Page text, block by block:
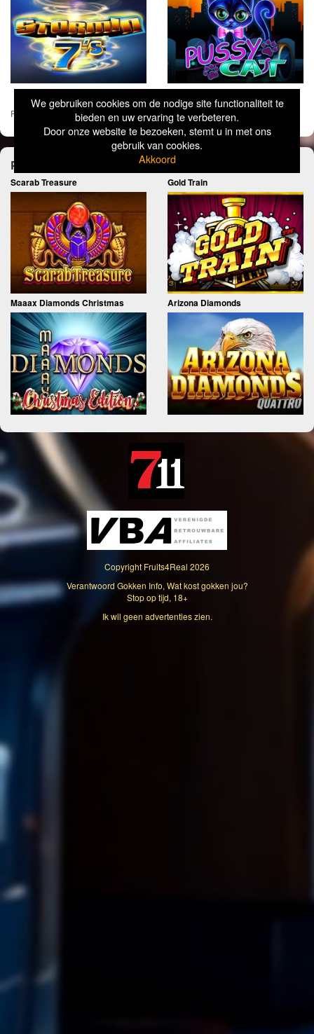
We gebruiken cookies om de nodige site functionaliteit te
bieden en uw ervaring te verbeteren.
Door onze website te bezoeken, stemt u in met ons
gebruik van cookies.
Akkoord
Pages: 1 3 »
Probeer deze games ook eens
Scarab Treasure Gold Train
Maaax Diamonds Christmas Arizona Diamonds
Copyright Fruits4Real 2026
Verantwoord Gokken Info, Wat kost gokken jou?
Stop op tijd, 18+
Ik wil geen advertenties zien.